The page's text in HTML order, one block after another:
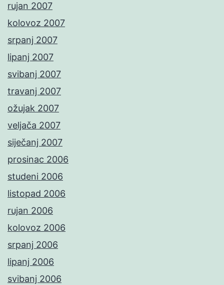
rujan 2007
kolovoz 2007
srpanj 2007
lipanj 2007
svibanj 2007
travanj 2007
ožujak 2007
veljača 2007
siječanj 2007
prosinac 2006
studeni 2006
listopad 2006
rujan 2006
kolovoz 2006
srpanj 2006
lipanj 2006
svibanj 2006